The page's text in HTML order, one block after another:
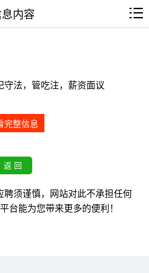
内容
法，管吃注，薪资面议
完整信息
须谨慎，网站对此不承担任何
台能为您带来更多的便利！